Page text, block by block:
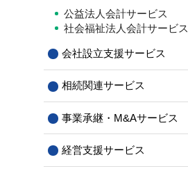
公益法人会計サービス
社会福祉法人会計サービス
会社設立支援サービス
相続関連サービス
事業承継・M&Aサービス
経営支援サービス